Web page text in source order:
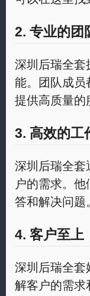
2. 专业的团
深圳后瑞全套
能。团队成员
提供高质量的
3. 高效的工
深圳后瑞全套
户的需求。
答和解决问题
4. 客户至上
深圳后瑞全套
解客户的需求